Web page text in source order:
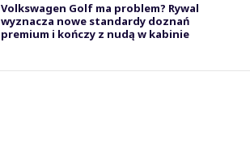
Volkswagen Golf ma problem? Rywal
wyznacza nowe standardy doznań
premium i kończy z nudą w kabinie